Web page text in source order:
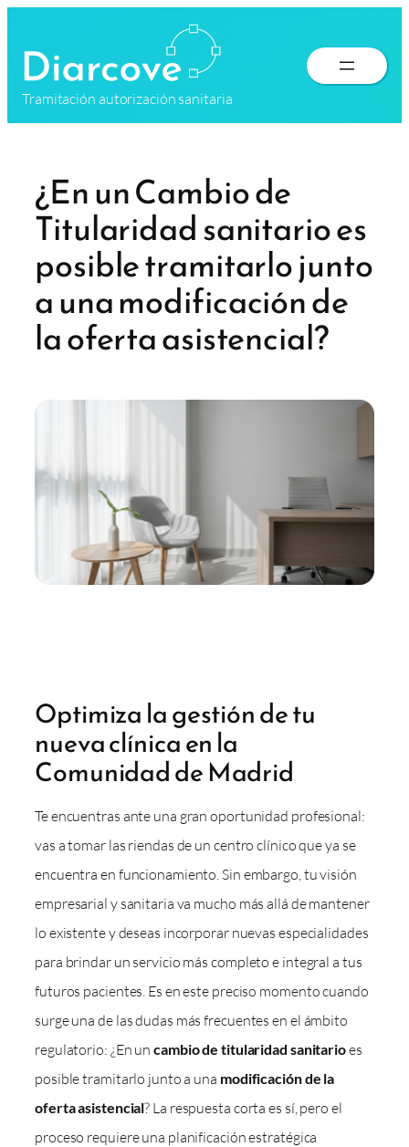
contenido
Tramitación autorización sanitaria
¿En un Cambio de
Titularidad sanitario es
posible tramitarlo junto
a una modificación de
la oferta asistencial?
Optimiza la gestión de tu
nueva clínica en la
Comunidad de Madrid
Te encuentras ante una gran oportunidad profesional:
vas a tomar las riendas de un centro clínico que ya se
encuentra en funcionamiento. Sin embargo, tu visión
empresarial y sanitaria va mucho más allá de mantener
lo existente y deseas incorporar nuevas especialidades
para brindar un servicio más completo e integral a tus
futuros pacientes. Es en este preciso momento cuando
surge una de las dudas más frecuentes en el ámbito
regulatorio: ¿En uncambio de titularidad sanitarioes
posible tramitarlo junto a una modificación de la
oferta asistencial? La respuesta corta es sí, pero el
proceso requiere una planificación estratégica